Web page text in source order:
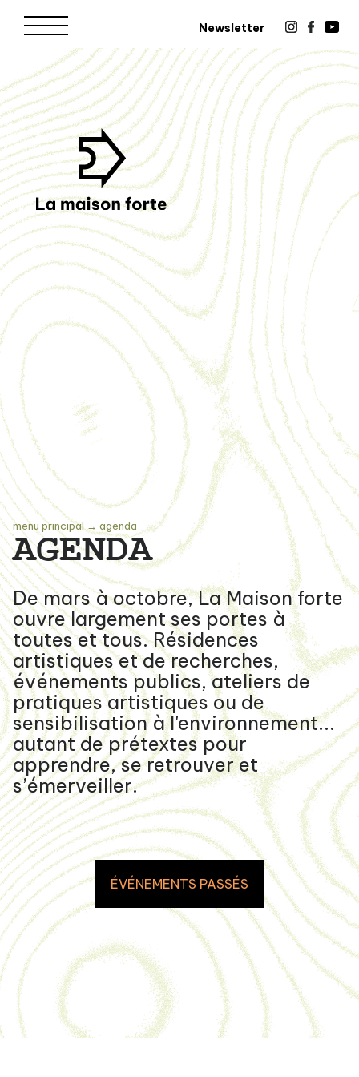
Newsletter
menu principal → agenda
AGENDA
De mars à octobre, La Maison forte
ouvre largement ses portes à
toutes et tous. Résidences
artistiques et de recherches,
événements publics, ateliers de
pratiques artistiques ou de
sensibilisation à l'environnement...
autant de prétextes pour
apprendre, se retrouver et
s’émerveiller.
ÉVÉNEMENTS PASSÉS